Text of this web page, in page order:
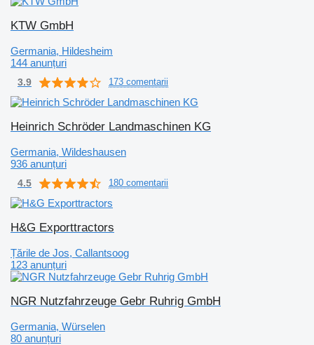
KTW GmbH
Germania, Hildesheim
144 anunțuri
3.9 173 comentarii
Heinrich Schröder Landmaschinen KG
Germania, Wildeshausen
936 anunțuri
4.5 180 comentarii
H&G Exporttractors
Țările de Jos, Callantsoog
123 anunțuri
NGR Nutzfahrzeuge Gebr Ruhrig GmbH
Germania, Würselen
80 anunțuri